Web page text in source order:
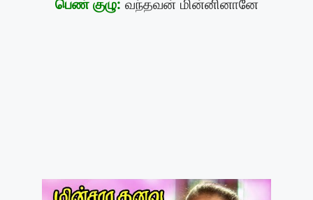
பெண் குழு: வந்தவன் மின்னினானே